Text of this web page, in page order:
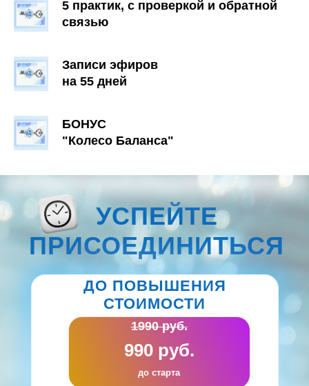
5 практик, с проверкой и обратной
связью
Записи эфиров
на 55 дней
БОНУС
"Колесо Баланса"
УСПЕЙТЕ
ПРИСОЕДИНИТЬСЯ
990 руб.
до старта
1990 руб.
ДО ПОВЫШЕНИЯ
СТОИМОСТИ